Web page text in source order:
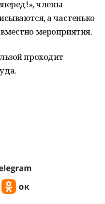
члены
а частенько
мероприятия.
проходит